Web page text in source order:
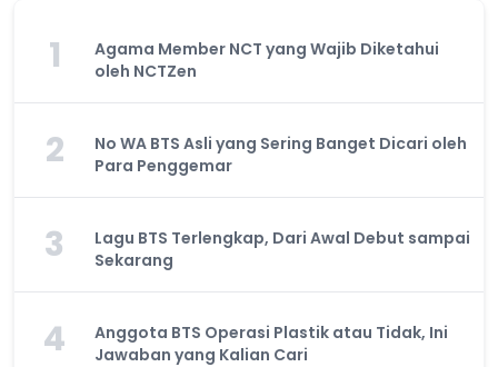
1
Agama Member NCT yang Wajib Diketahui
oleh NCTZen
2
No WA BTS Asli yang Sering Banget Dicari oleh
Para Penggemar
3
Lagu BTS Terlengkap, Dari Awal Debut sampai
Sekarang
4
Anggota BTS Operasi Plastik atau Tidak, Ini
Jawaban yang Kalian Cari